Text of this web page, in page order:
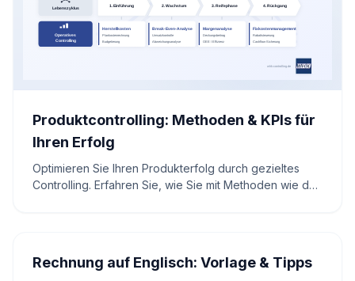
Produktcontrolling: Methoden & KPIs für
Ihren Erfolg
Optimieren Sie Ihren Produkterfolg durch gezieltes
Controlling. Erfahren Sie, wie Sie mit Methoden wie der
Rechnung auf Englisch: Vorlage & Tipps